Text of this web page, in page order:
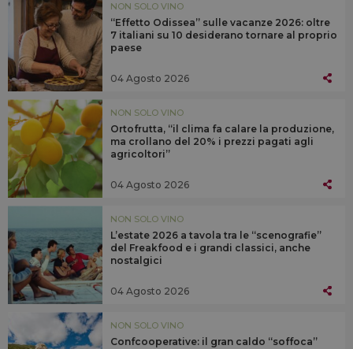
NON SOLO VINO
“Effetto Odissea” sulle vacanze 2026: oltre
7 italiani su 10 desiderano tornare al proprio
paese
04 Agosto 2026
NON SOLO VINO
Ortofrutta, “il clima fa calare la produzione,
ma crollano del 20% i prezzi pagati agli
agricoltori”
04 Agosto 2026
NON SOLO VINO
L’estate 2026 a tavola tra le “scenografie”
del Freakfood e i grandi classici, anche
nostalgici
04 Agosto 2026
NON SOLO VINO
Confcooperative: il gran caldo “soffoca”